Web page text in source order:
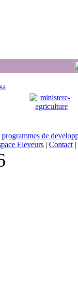
programmes de
Eleveurs | Contact |